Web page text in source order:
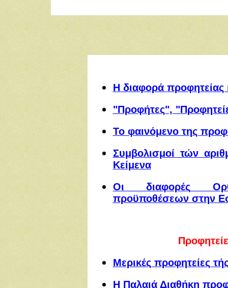
Η διαφορά προφητείας
"Προφήτες",
Το φαινόμενο της
Συμβολισμοί τών
Κείμενα
Οι διαφορές
προϋποθέσεων στην
Μερικές προφητείες
Η Παλαιά Διαθήκη